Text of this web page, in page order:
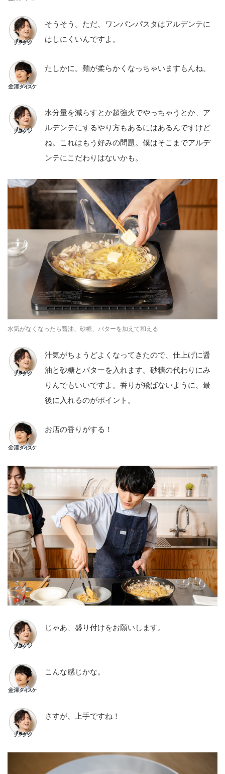
そうそう。ただ、ワンパンパスタはアルデンテに
はしにくいんですよ。
たしかに。麺が柔らかくなっちゃいますもんね。
水分量を減らすとか超強火でやっちゃうとか、ア
ルデンテにするやり方もあるにはあるんですけど
ね。これはもう好みの問題。僕はそこまでアルデ
ンテにこだわりはないかも。
⽔気がなくなったら醤油、砂糖、バターを加えて和える
汁気がちょうどよくなってきたので、仕上げに醤
油と砂糖とバターを入れます。砂糖の代わりにみ
りんでもいいですよ。香りが飛ばないように、最
後に入れるのがポイント。
お店の香りがする！
じゃあ、盛り付けをお願いします。
こんな感じかな。
さすが、上手ですね！